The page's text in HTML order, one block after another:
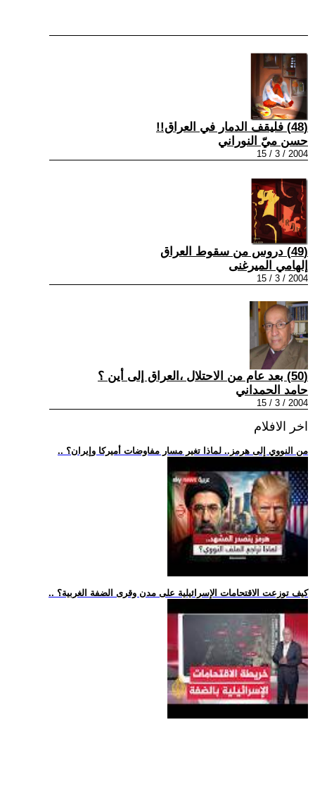
(48) فليقف الدمار في العراق!!
حسن ميّ النوراني
2004 / 3 / 15
(49) دروس من سقوط العراق
إلهامي الميرغنى
2004 / 3 / 15
(50) بعد عام من الاحتلال ،العراق إلى أين ؟
حامد الحمداني
2004 / 3 / 15
اخر الافلام
.. من النووي إلى هرمز.. لماذا تغير مسار مفاوضات أميركا وإيران؟
.. كيف توزعت الاقتحامات الإسرائيلية على مدن وقرى الضفة الغربية؟